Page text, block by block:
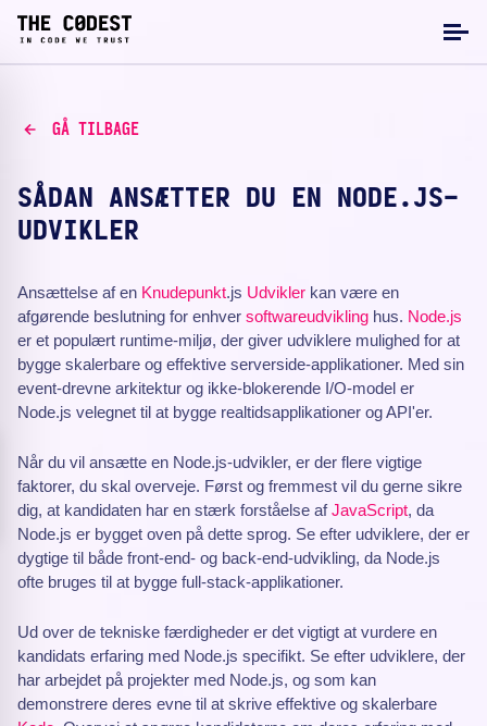
GÅ TILBAGE
SÅDAN ANSÆTTER DU EN NODE.JS-
UDVIKLER
Ansættelse af en Knudepunkt.js Udvikler kan være en
afgørende beslutning for enhver softwareudvikling hus. Node.js
er et populært runtime-miljø, der giver udviklere mulighed for at
bygge skalerbare og effektive serverside-applikationer. Med sin
event-drevne arkitektur og ikke-blokerende I/O-model er
Node.js velegnet til at bygge realtidsapplikationer og API'er.
Når du vil ansætte en Node.js-udvikler, er der flere vigtige
faktorer, du skal overveje. Først og fremmest vil du gerne sikre
dig, at kandidaten har en stærk forståelse afJavaScript, da
Node.js er bygget oven på dette sprog. Se efter udviklere, der er
dygtige til både front-end- og back-end-udvikling, da Node.js
ofte bruges til at bygge full-stack-applikationer.
Ud over de tekniske færdigheder er det vigtigt at vurdere en
kandidats erfaring med Node.js specifikt. Se efter udviklere, der
har arbejdet på projekter med Node.js, og som kan
demonstrere deres evne til at skrive effektive og skalerbare